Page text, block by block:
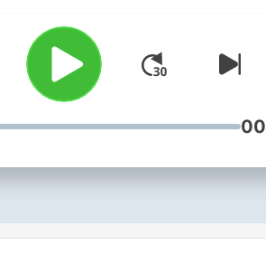
śmiechu. Przygotuj
do ocierania łez i coś do
bo od ciągłego chichotu
zaschnie ci w gardle!
co czwartek o godz. 9:00.